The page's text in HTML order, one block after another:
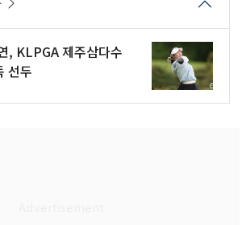
, KLPGA 제주삼다수
선두